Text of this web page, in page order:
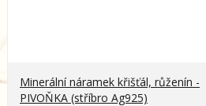
Minerální náramek křišťál, růženín -
PIVOŇKA (stříbro Ag925)